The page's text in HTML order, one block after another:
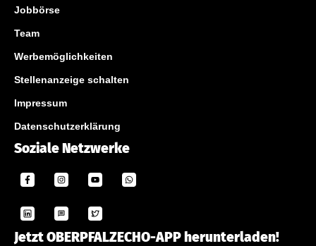
Jobbörse
Team
Werbemöglichkeiten
Stellenanzeige schalten
Impressum
Datenschutzerklärung
Soziale Netzwerke
Jetzt OBERPFALZECHO-APP herunterladen!